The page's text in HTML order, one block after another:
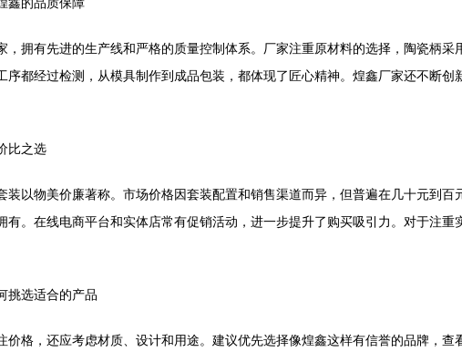
，拥有先进的生产线和严格的质量控制体系。厂家注重原材料的选择，陶瓷柄
序都经过检测，从模具制作到成品包装，都体现了匠心精神。煌鑫厂家还不断
比之选
装以物美价廉著称。市场价格因套装配置和销售渠道而异，但普遍在几十元到
有。在线电商平台和实体店常有促销活动，进一步提升了购买吸引力。对于注
挑选适合的产品
价格，还应考虑材质、设计和用途。建议优先选择像煌鑫这样有信誉的品牌，